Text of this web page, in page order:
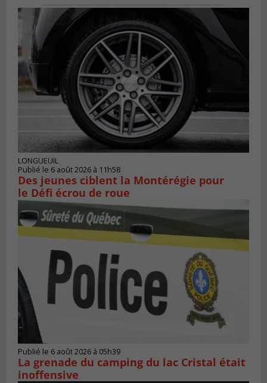
LONGUEUIL
Publié le 6 août 2026 à 11h58
Des jeunes ciblent la Montérégie pour
le Défi écrou de roue
Publié le 6 août 2026 à 05h39
La grenade du camping du lac Cristal était
inoffensive